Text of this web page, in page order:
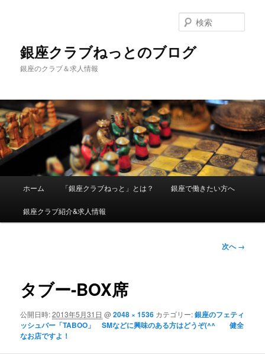
銀座クラブねっとのブログ
銀座のクラブ＆求人情報
索
メインコンテンツへ移動
ホーム 「銀座クラブねっと」とは？ 銀座で働きたい方へ
銀座クラブ紹介&求人情報
画像ナビ
次へ →
タブー-BOX席
公開日時:2013年5月31日 @2048 × 1536 カテゴリー:銀座のフェティ
ッシュバー「TABOO」 SMなどに興味のある方はどうぞ(^^ゞ 健全
なお店ですよ！